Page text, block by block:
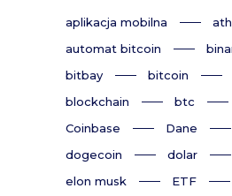
aplikacja mobilna
ath
automat bitcoin
bitbay
bitcoin
blockchain
btc
Coinbase
Dane
dogecoin
dolar
elon musk
ETF